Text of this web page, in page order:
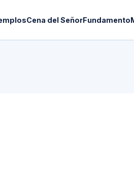
Cena del SeñorFundamento